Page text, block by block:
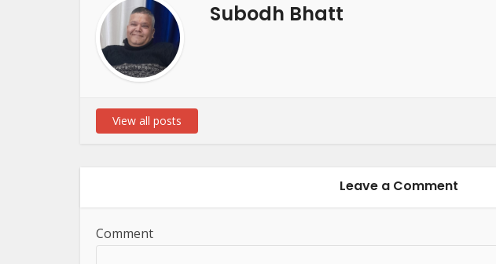
Subodh Bhatt
View all posts
Leave a Comment
Comment